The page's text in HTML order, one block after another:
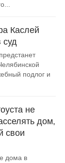
Каслей
суд
подлог и
не
дом,
свои
дома в